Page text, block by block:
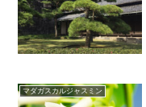
マダガスカルジャスミン